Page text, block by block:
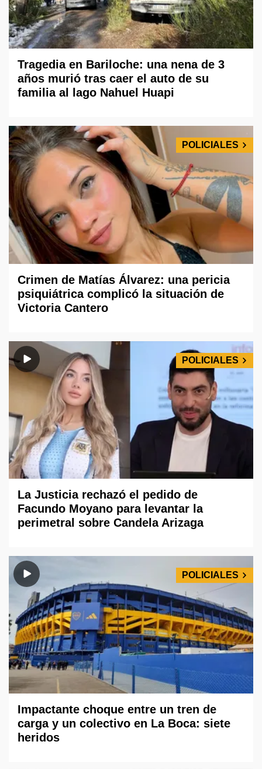
Tragedia en Bariloche: una nena de 3
años murió tras caer el auto de su
familia al lago Nahuel Huapi
POLICIALES
Crimen de Matías Álvarez: una pericia
psiquiátrica complicó la situación de
Victoria Cantero
POLICIALES
La Justicia rechazó el pedido de
Facundo Moyano para levantar la
perimetral sobre Candela Arizaga
POLICIALES
Impactante choque entre un tren de
carga y un colectivo en La Boca: siete
heridos